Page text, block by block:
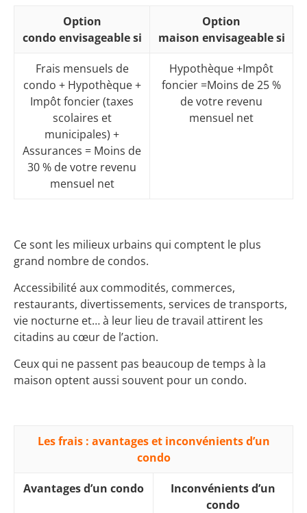
Option
condoenvisageable si
Option
maison envisageable si
Frais mensuels de
condo + Hypothèque +
Impôt foncier (taxes
scolaires et
municipales) +
Assurances = Moins de
30 % de votre revenu
mensuel net
Hypothèque +Impôt
foncier =Moins de 25 %
de votre revenu
mensuel net
Ce sont les milieux urbains qui comptent le plus
grand nombre de condos.
Accessibilité aux commodités, commerces,
restaurants, divertissements, services de transports,
vie nocturne et… à leur lieu de travail attirent les
citadins au cœur de l’action.
Ceux qui ne passent pas beaucoup de temps à la
maison optent aussi souvent pour un condo.
Les frais : avantages et inconvénients d’un
condo
Avantages d’un condo
Inconvénients d’un
condo